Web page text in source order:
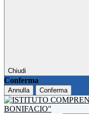
Chiudi
Conferma
Annulla Conferma